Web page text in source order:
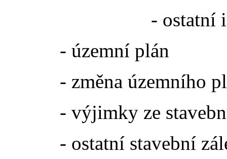
- ostatní
- územní plán
- změna územního
- výjimky ze stavební
- ostatní stavební